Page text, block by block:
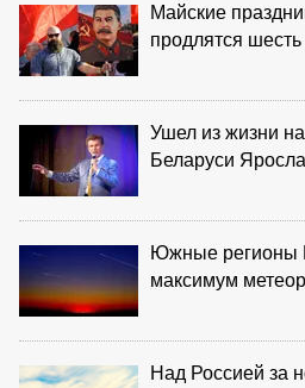
Майские
продлятся
Ушел из жизни
Беларуси
Южные регионы
максимум
Над Россией за